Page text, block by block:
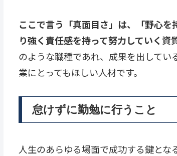
ここで言う「真面目さ」は、「野心
り強く責任感を持って努力していく
のような職種であれ、成果を出して
業にとってもほしい人材です。
怠けずに勤勉に行うこと
人生のあらゆる場面で成功する鍵と